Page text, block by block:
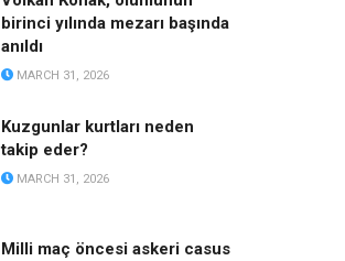
birinci yılında mezarı başında
anıldı
MARCH 31, 2026
Kuzgunlar kurtları neden
takip eder?
MARCH 31, 2026
Milli maç öncesi askeri casus